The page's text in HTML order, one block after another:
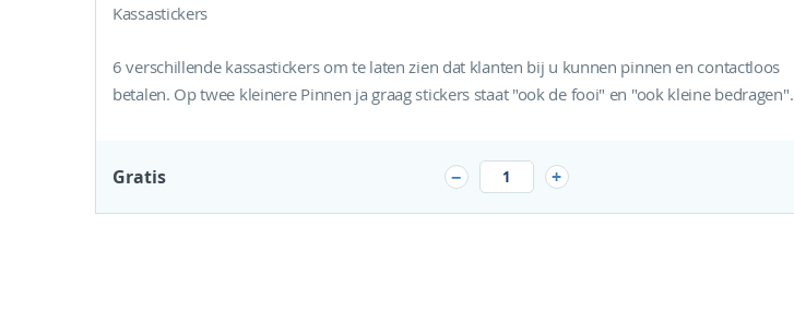
Kassastickers
6 verschillende kassastickers om te laten zien dat klanten bij u kunnen pinnen en contactloos
betalen. Op twee kleinere Pinnen ja graag stickers staat "ook de fooi" en "ook kleine bedragen".
Gratis